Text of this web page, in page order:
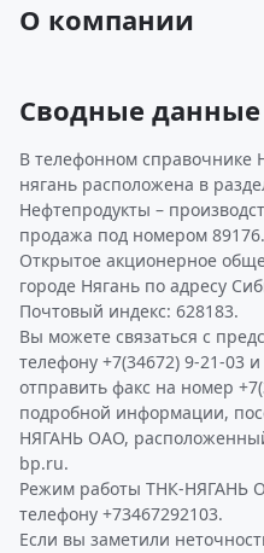
О компании
Сводные
В телефонном справочнике
нягань расположена в
Нефтепродукты –
продажа под номером 89176.
Открытое акционерное
городе Нягань по адресу
Почтовый индекс: 628183.
Вы можете связаться с
телефону +7(34672) 9-21-03
отправить факс на номер
подробной информации,
НЯГАНЬ ОАО,
bp.ru.
Режим работы ТНК-НЯГАНЬ
телефону +73467292103.
Если вы заметили